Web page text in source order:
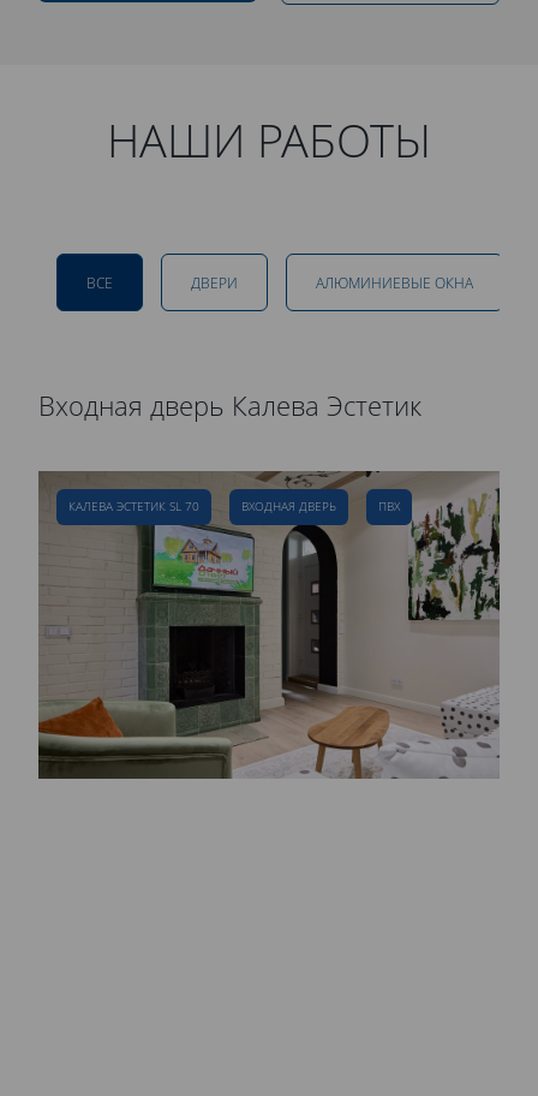
НАШИ РАБОТЫ
ВСЕ ДВЕРИ АЛЮМИНИЕВЫЕ ОКНА
Входная дверь Калева Эстетик
КАЛЕВА ЭСТЕТИК SL 70 ВХОДНАЯ ДВЕРЬ ПВХ